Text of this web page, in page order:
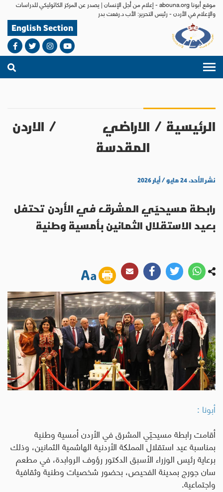
موقع أبونا abouna.org - إعلام من أجل الإنسان | يصدر عن المركز الكاثوليكي للدراسات
والإعلام في الأردن - رئيس التحرير: الأب د.رفعت بدر
English Section
الرئيسية / الاراضي
المقدسة
/ الاردن
نشر الأحد، ٢٤ مايو / أيار ٢٠٢٦
رابطة مسيحيّي المشرق في الأردن تحتفل
بعيد الاستقلال الثمانين بأمسية وطنية
أبونا :
أقامت رابطة مسيحيّي المشرق في الأردن أمسية وطنية
بمناسبة عيد استقلال المملكة الأردنية الهاشمية الثمانين، وذلك
برعاية رئيس الوزراء الأسبق الدكتور رؤوف الروابدة، في مطعم
سان جورج بمدينة الفحيص، بحضور شخصيات وطنية وثقافية
واجتماعية.